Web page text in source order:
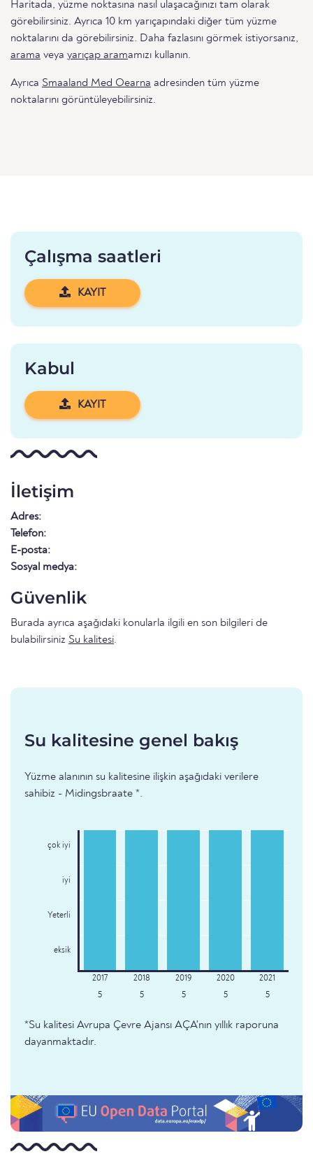
Haritada, yüzme noktasına nasıl ulaşacağınızı tam olarak
görebilirsiniz. Ayrıca 10 km yarıçapındaki diğer tüm yüzme
noktalarını da görebilirsiniz. Daha fazlasını görmek istiyorsanız,
arama veya yarıçap aramamızı kullanın.
Ayrıca Smaaland Med Oearna adresinden tüm yüzme
noktalarını görüntüleyebilirsiniz.
Çalışma saatleri
KAYIT
Kabul
KAYIT
İletişim
Adres:
Telefon:
E-posta:
Sosyal medya:
Güvenlik
Burada ayrıca aşağıdaki konularla ilgili en son bilgileri de
bulabilirsiniz Su kalitesi.
Su kalitesine genel bakış
Yüzme alanının su kalitesine ilişkin aşağıdaki verilere
sahibiz - Midingsbraate *.
çok iyi
iyi
Yeterli
eksik
5 5 5 5 5
*Su kalitesi Avrupa Çevre Ajansı AÇA'nın yıllık raporuna
dayanmaktadır.